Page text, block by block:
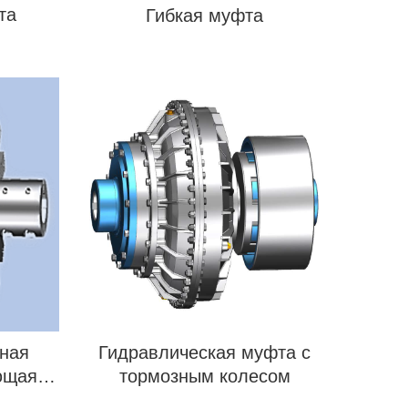
Гибкая муфта
Гидравлическая муфта с
тормозным колесом